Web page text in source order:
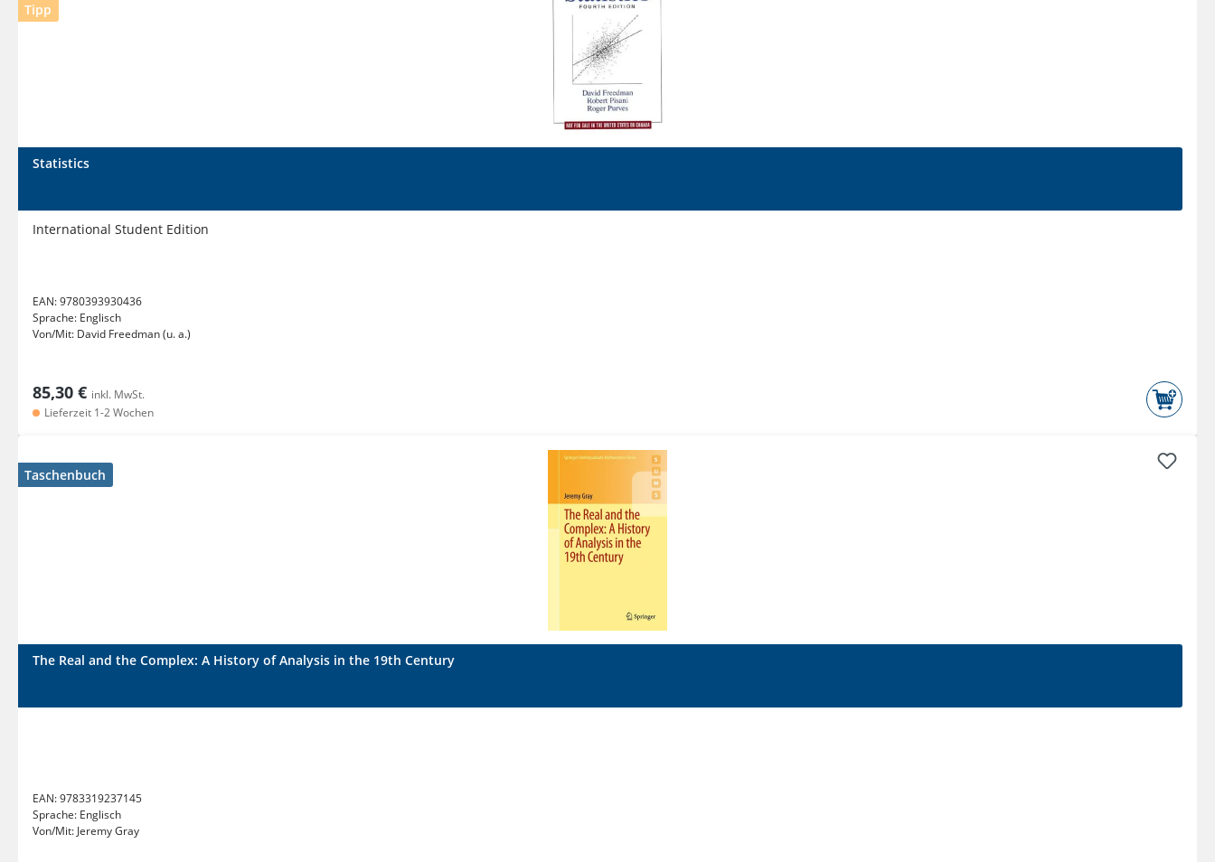
Tipp
Statistics
International Student Edition
EAN:9780393930436
Sprache: Englisch
Von/Mit: David Freedman (u. a.)
85,30 € inkl. MwSt.
Lieferzeit 1-2 Wochen
Taschenbuch
The Real and the Complex: A History of Analysis in the 19th Century
EAN:9783319237145
Sprache: Englisch
Von/Mit: Jeremy Gray